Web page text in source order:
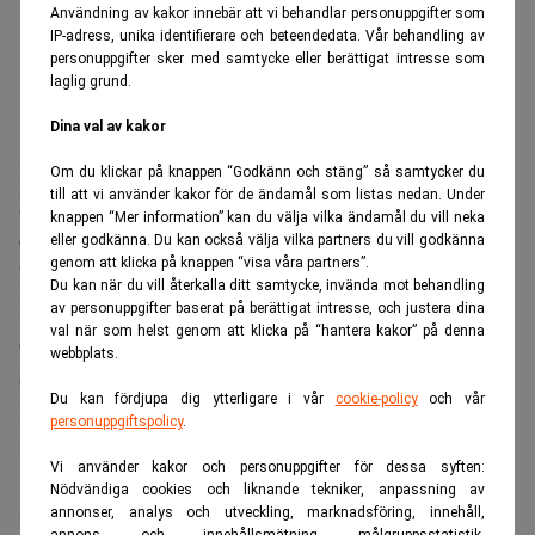
Användning av kakor innebär att vi behandlar personuppgifter som
IP-adress, unika identifierare och beteendedata. Vår behandling av
personuppgifter sker med samtycke eller berättigat intresse som
laglig grund.
Dina val av kakor
Om du klickar på knappen “Godkänn och stäng” så samtycker du
till att vi använder kakor för de ändamål som listas nedan. Under
knappen “Mer information” kan du välja vilka ändamål du vill neka
eller godkänna. Du kan också välja vilka partners du vill godkänna
genom att klicka på knappen “visa våra partners”.
Du kan när du vill återkalla ditt samtycke, invända mot behandling
av personuppgifter baserat på berättigat intresse, och justera dina
val när som helst genom att klicka på “hantera kakor” på denna
webbplats.
Du kan fördjupa dig ytterligare i vår cookie-policyoch vår
personuppgiftspolicy.
Vi använder kakor och personuppgifter för dessa syften:
Nödvändiga cookies och liknande tekniker, anpassning av
annonser, analys och utveckling, marknadsföring, innehåll,
Produktionen sker dels med komponentlager som blev
kvar efter att BMW 2022 valde att lämna Ryssland, och
dels med delar som tillverkats lokalt men som saknar den
kvalitetskontroll som bilmärket står för.
Läs också:Nya sanktioner mot Ryssland – ska slå mot
oljan. Realtid
Säljs som premium
Prislappen för en piratkopierad BMW ligger enligt, The
Moscow Times
1,5–1,8 miljoner kronor. Det är nivåer som normalt
förknippas med en officiell BMW 7‑serie eller X7 på den